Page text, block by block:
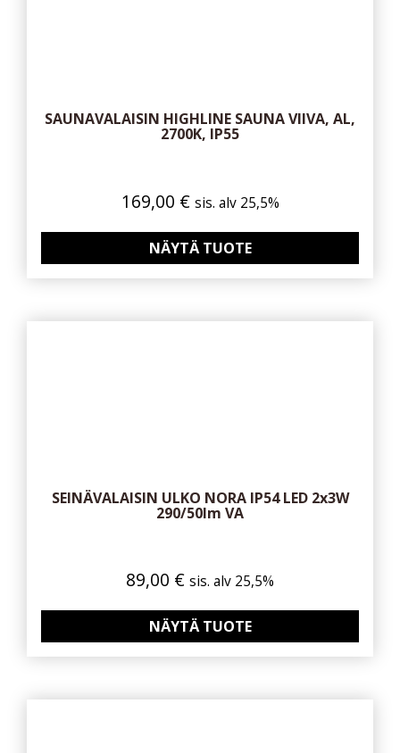
SAUNAVALAISIN HIGHLINE SAUNA VIIVA, AL,
2700K, IP55
169,00 € sis. alv 25,5%
NÄYTÄ TUOTE
SEINÄVALAISIN ULKO NORA IP54 LED 2x3W
290/50lm VA
89,00 € sis. alv 25,5%
NÄYTÄ TUOTE